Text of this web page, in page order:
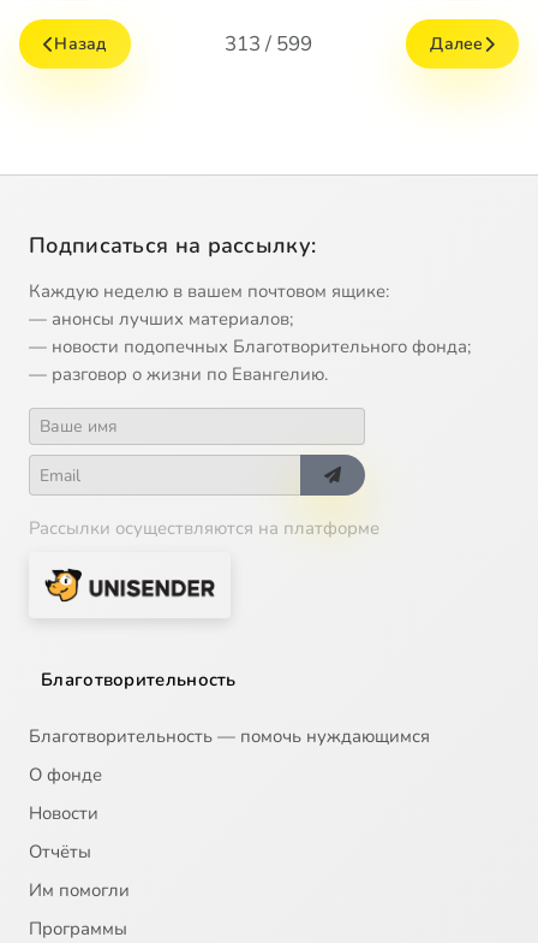
Назад 313 / 599 Далее
Подписаться на рассылку:
Каждую неделю в вашем почтовом ящике:
— анонсы лучших материалов;
— новости подопечных Благотворительного фонда;
— разговор о жизни по Евангелию.
Рассылки осуществляются на платформе
Благотворительность
Благотворительность — помочь нуждающимся
О фонде
Новости
Отчёты
Им помогли
Программы